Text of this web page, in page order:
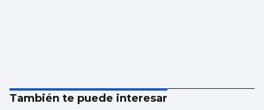
También te puede interesar